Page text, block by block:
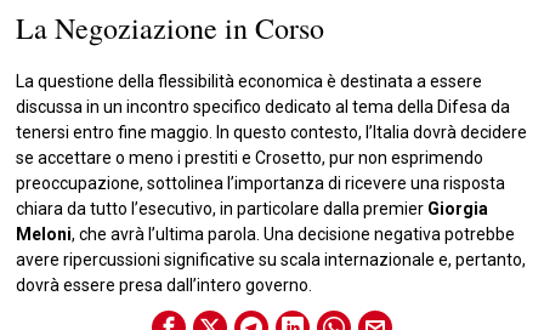
La Negoziazione in Corso
La questione della flessibilità economica è destinata a essere
discussa in un incontro specifico dedicato al tema della Difesa da
tenersi entro fine maggio. In questo contesto, l’Italia dovrà decidere
se accettare o meno i prestiti e Crosetto, pur non esprimendo
preoccupazione, sottolinea l’importanza di ricevere una risposta
chiara da tutto l’esecutivo, in particolare dalla premier Giorgia
Meloni, che avrà l’ultima parola. Una decisione negativa potrebbe
avere ripercussioni significative su scala internazionale e, pertanto,
dovrà essere presa dall’intero governo.